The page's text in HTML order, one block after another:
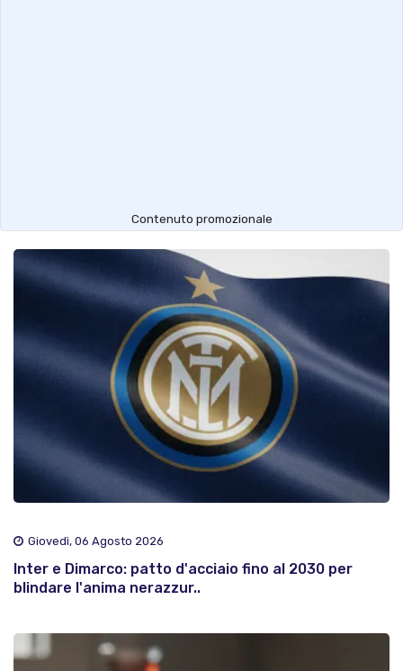
Contenuto promozionale
Giovedì, 06 Agosto 2026
Inter e Dimarco: patto d'acciaio fino al 2030 per
blindare l'anima nerazzur..